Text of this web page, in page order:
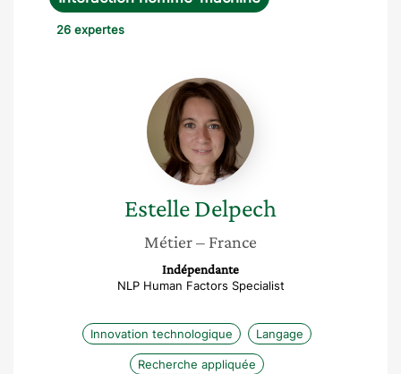
26 expertes
Estelle
Delpech
EstelleDelpech
Métier– France
Indépendante
NLP Human Factors Specialist
Innovation technologique Langage
Recherche appliquée